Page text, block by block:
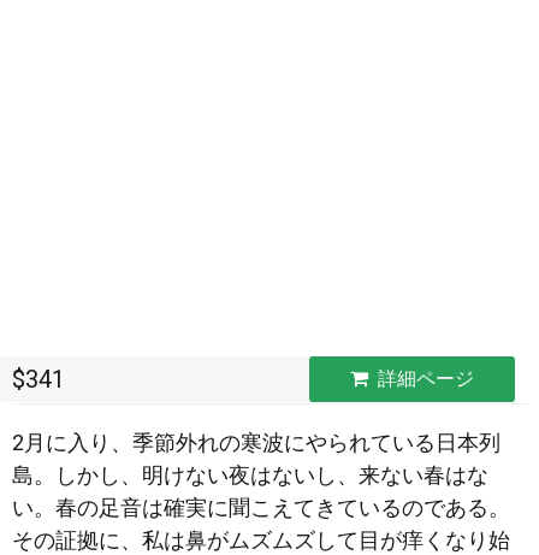
$341 詳細ページ
2月に入り、季節外れの寒波にやられている日本列
島。しかし、明けない夜はないし、来ない春はな
い。春の足音は確実に聞こえてきているのである。
その証拠に、私は鼻がムズムズして目が痒くなり始